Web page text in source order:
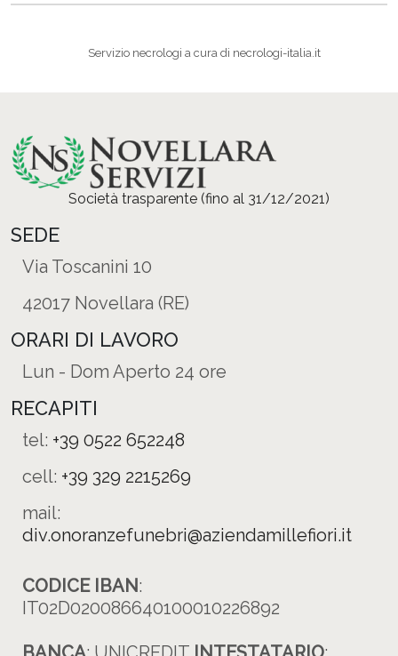
Servizio necrologi a cura di necrologi-italia.it
Società trasparente (fino al 31/12/2021)
SEDE
Via Toscanini 10
42017 Novellara (RE)
ORARI DI LAVORO
Lun - Dom Aperto 24 ore
RECAPITI
tel: +39 0522 652248
cell: +39 329 2215269
mail:
div.onoranzefunebri@aziendamillefiori.it
CODICE IBAN:
IT02D020086640100010226892